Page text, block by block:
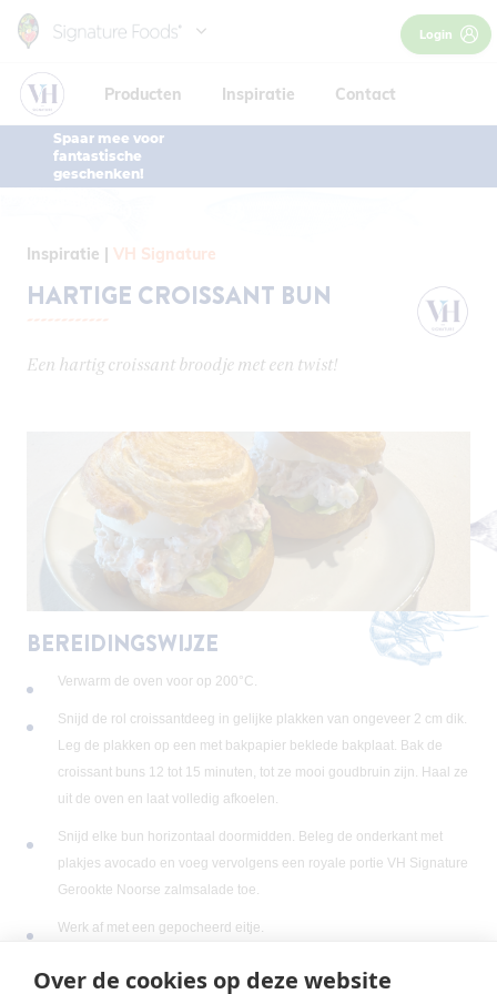
Over de cookies op deze website
Skip
main
content
Login
België / NL
België / NL
Belgique / FR
Producten Inspiratie Contact
Spaar mee voor
fantastische
geschenken!
Inspiratie VH Signature
HARTIGE CROISSANT BUN
Een hartig croissant broodje met een twist!
BEREIDINGSWIJZE
Verwarm de oven voor op 200°C.
Snijd de rol croissantdeeg in gelijke plakken van ongeveer 2 cm dik.
Leg de plakken op een met bakpapier beklede bakplaat. Bak de
croissant buns 12 tot 15 minuten, tot ze mooi goudbruin zijn. Haal ze
uit de oven en laat volledig afkoelen.
Snijd elke bun horizontaal doormidden. Beleg de onderkant met
plakjes avocado en voeg vervolgens een royale portie VH Signature
Gerookte Noorse zalmsalade toe.
Werk af met een gepocheerd eitje.